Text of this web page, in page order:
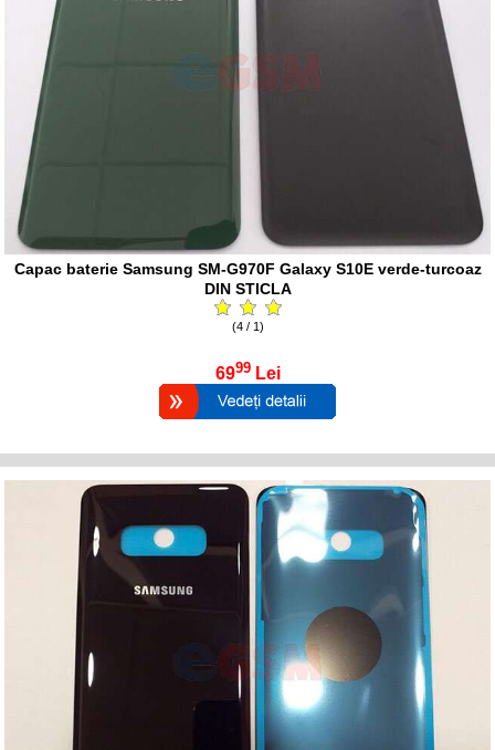
Capac baterie Samsung SM-G970F Galaxy S10E verde-turcoaz
DIN STICLA
(4 / 1)
6999 Lei